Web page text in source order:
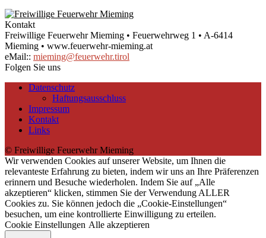
Kontakt
Freiwillige Feuerwehr Mieming • Feuerwehrweg 1 • A-6414
Mieming • www.feuerwehr-mieming.at
eMail:: mieming@feuerwehr.tirol
Folgen Sie uns
Datenschutz
Haftungsausschluss
Impressum
Kontakt
Links
© Freiwillige Feuerwehr Mieming
Wir verwenden Cookies auf unserer Website, um Ihnen die
relevanteste Erfahrung zu bieten, indem wir uns an Ihre Präferenzen
erinnern und Besuche wiederholen. Indem Sie auf „Alle
akzeptieren“ klicken, stimmen Sie der Verwendung ALLER
Cookies zu. Sie können jedoch die „Cookie-Einstellungen“
besuchen, um eine kontrollierte Einwilligung zu erteilen.
Cookie Einstellungen Alle akzeptieren